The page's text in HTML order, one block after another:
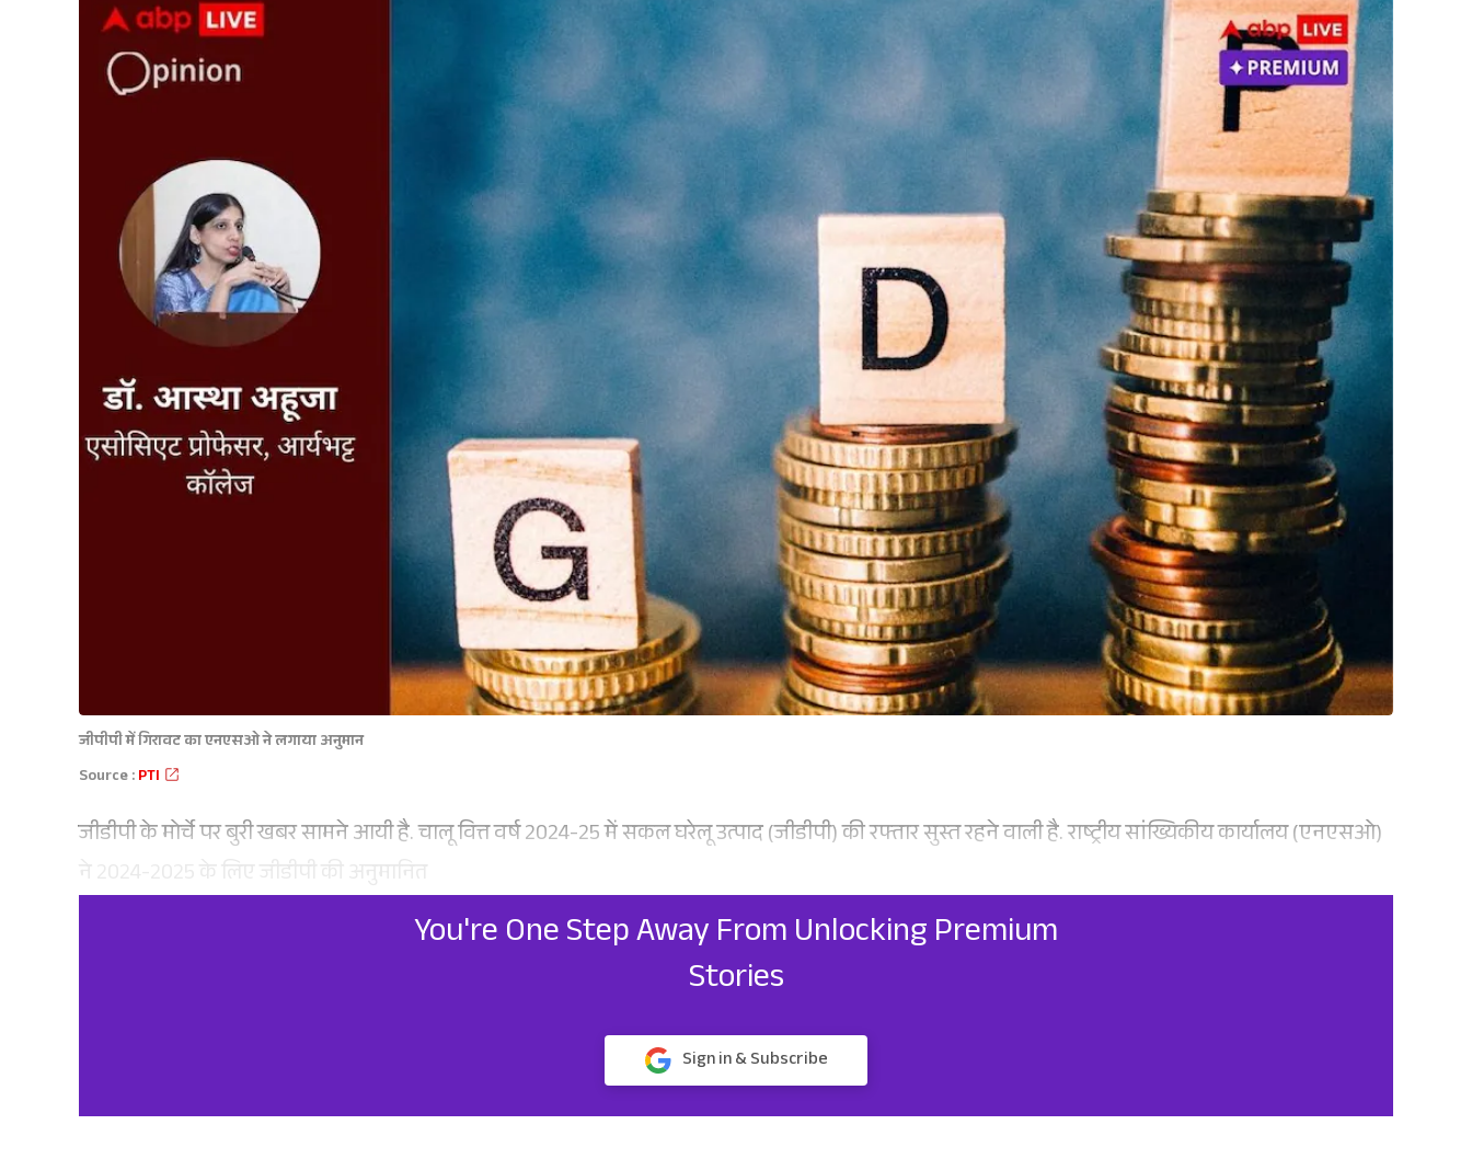
जीपीपी में गिरावट का एनएसओ ने लगाया अनुमान
Source :PTI
जीडीपी के मोर्चे पर बुरी खबर सामने आयी है. चालू वित्त वर्ष 2024-25 में सकल घरेलू उत्पाद (जीडीपी) की रफ्तार सुस्त रहने वाली है. राष्ट्रीय सांख्यिकीय कार्यालय (एनएसओ)
You're One Step Away From Unlocking Premium
Stories
Sign in & Subscribe